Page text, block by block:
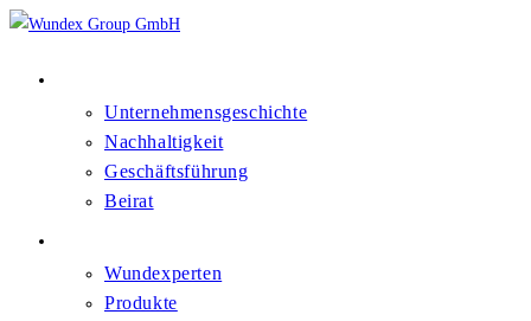
Unternehmensgeschichte
Nachhaltigkeit
Geschäftsführung
Beirat
Wundexperten
Produkte